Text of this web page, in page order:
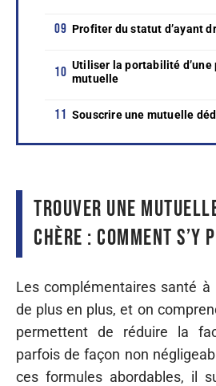
Profiter du statut d’ayant
Utiliser la portabilité d’une
mutuelle
Souscrire une mutuelle
Trouver une
chère : comment s’y
Les complémentaires santé
de plus en plus, et on
permettent de réduire la
parfois de façon non
ces formules abordables, il